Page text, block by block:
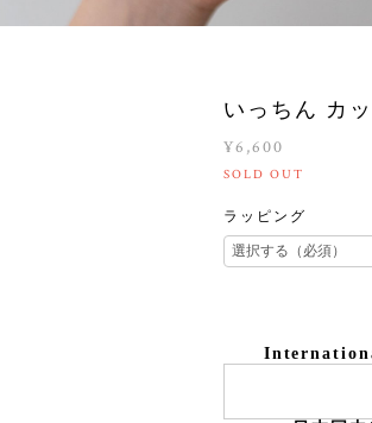
いっちん カ
¥6,600
SOLD OUT
ラッピング